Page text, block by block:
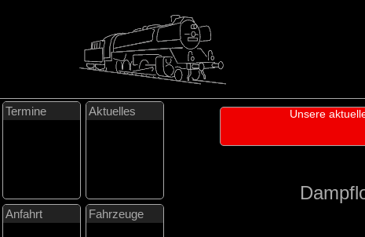
Termine Aktuelles
Anfahrt Fahrzeuge
Unsere